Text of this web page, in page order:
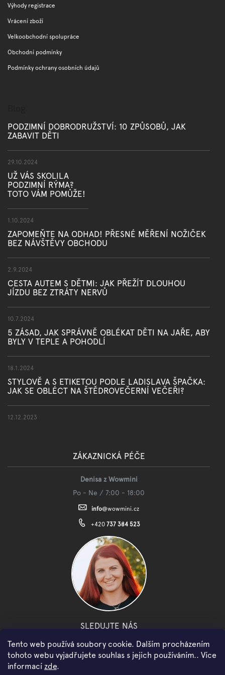
Tento web používá soubory cookie. Dalším procházením
tohoto webu vyjadřujete souhlas s jejich používáním.. Více
informací zde.
Výhody registrace
Vrácení zboží
Velkoobchodní spolupráce
Obchodní podmínky
Podmínky ochrany osobních údajů
PODZIMNÍ DOBRODRUŽSTVÍ: 10 ZPŮSOBŮ, JAK
ZABAVIT DĚTI
29.10.2024
UŽ VÁS SKOLILA
PODZIMNÍ RÝMA?
TOTO VÁM POMŮŽE!
1.10.2024
ZAPOMEŇTE NA ODHAD! PŘESNÉ MĚŘENÍ NOŽIČEK
BEZ NÁVŠTĚVY OBCHODU
2.9.2024
CESTA AUTEM S DĚTMI: JAK PŘEŽÍT DLOUHOU
JÍZDU BEZ ZTRÁTY NERVŮ
10.7.2024
5 ZÁSAD, JAK SPRÁVNĚ OBLÉKAT DĚTI NA JAŘE, ABY
BYLY V TEPLE A POHODLÍ
18.1.2024
STYLOVĚ A S ETIKETOU PODLE LADISLAVA ŠPAČKA:
JAK SE OBLÉCT NA ŠTĚDROVEČERNÍ VEČEŘI?
12.12.2023
ZÁKAZNICKÁ PÉČE
Denisa z Wowmini
Po - Ne / 7:00 - 18:00
info@wowmini.cz
+420 737 384 523
SLEDUJTE NÁS
facebook instagram youtube